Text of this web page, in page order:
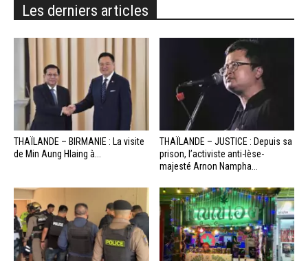
Les derniers articles
THAÏLANDE – BIRMANIE : La visite
de Min Aung Hlaing à...
THAÏLANDE – JUSTICE : Depuis sa
prison, l’activiste anti-lèse-
majesté Arnon Nampha...